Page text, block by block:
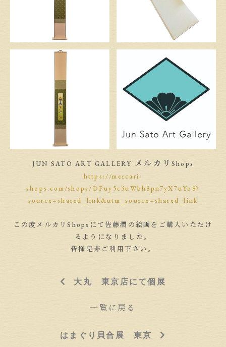
JUN SATO ART GALLERY メルカリ Shops
https://mercari-
shops.com/shops/DPuy5c3uWbh8pn7yX7uYo8?
source=shared_link&utm_source=shared_link
この度メルカリShopsにて佐藤潤の絵画をご購入いただけ
るようになりました。
皆様是非ご利用下さい。
大丸 東京店にて個展
一覧に戻る
はまぐり貝合展 東京